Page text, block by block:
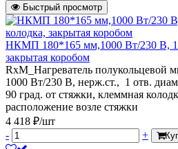
Быстрый просмотр
НКМП 180*165 мм,1000 Вт/230 В, 1
закрытая коробом
RxM_Нагреватель полукольцевой
1000 Вт/230 В, нерж.ст., 1 отв.
90 град. от стяжки, клеммная
расположение возле стяжки
4 418 ₽/шт
-
+